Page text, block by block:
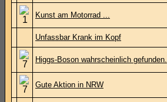
Kunst am Motorrad ...
Unfassbar Krank im Kopf
Higgs-Boson wahrscheinlich gefunden.
Gute Aktion in NRW